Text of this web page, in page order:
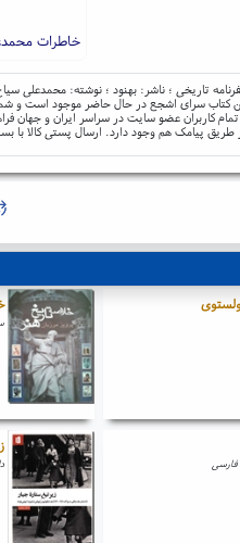
خاطرات
تاریخی ؛ ناشر: بهنود ؛ نوشته: محمدعلی
کتاب سرای اشجع در حال حاضر موجود است و
تمام کاربران عضو سایت در سراسر ایران و
طریق پیامک هم وجود دارد. ارسال پستی کالا
فارسی